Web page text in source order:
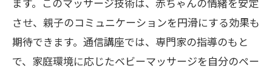
法
初めての方でも安心のベビーマッサージ
基本技術
させ、親子のコミュニケーションを円滑にする効果も
期待できます。通信講座では、専門家の指導のもと
で、家庭環境に応じたベビーマッサージを自分のペー